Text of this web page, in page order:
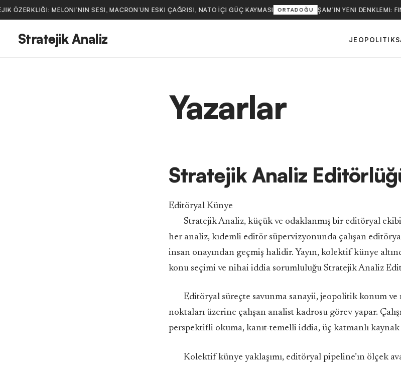
ÖZERKLIĞI: MELONI’NIN SESI, MACRON’UN ESKI ÇAĞRISI, NATO İÇI GÜÇ KAYMASI ORTADOĞU ŞAM’IN YENI DENKLEMI:
Stratejik Analiz JEOPOLITIK
Yazarlar
Stratejik Analiz
Editöryal Künye
Stratejik Analiz, küçük ve odaklanmış bir editöryal
her analiz, kıdemli editör süpervizyonunda çalışan editöryal
insan onayından geçmiş halidir. Yayın, kolektif künye
konu seçimi ve nihai iddia sorumluluğu Stratejik Analiz
Editöryal süreçte savunma sanayii, jeopolitik konum ve
noktaları üzerine çalışan analist kadrosu görev yapar.
perspektifli okuma, kanıt-temelli iddia, üç katmanlı
Kolektif künye yaklaşımı, editöryal pipeline’ın ölçek